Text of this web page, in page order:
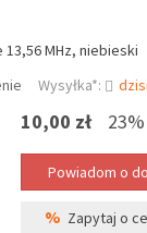
MHz, niebieski
Wysyłka*:
10,00 zł 23%
% Zapytaj o